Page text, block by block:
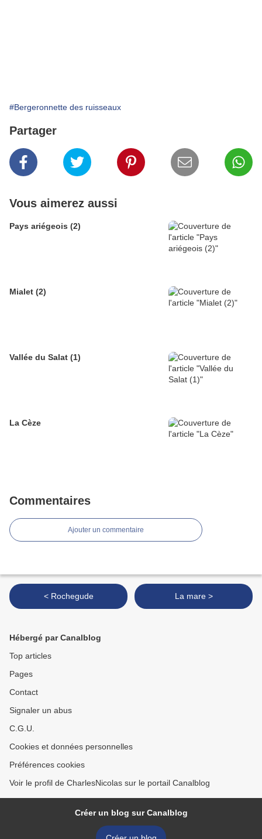
#Bergeronnette des ruisseaux
Partager
Vous aimerez aussi
Pays ariégeois (2)
Mialet (2)
Vallée du Salat (1)
La Cèze
Commentaires
Ajouter un commentaire
< Rochegude La mare >
Hébergé par Canalblog
Top articles
Pages
Contact
Signaler un abus
C.G.U.
Cookies et données personnelles
Préférences cookies
Voir le profil de CharlesNicolas sur le portail Canalblog
Créer un blog sur Canalblog